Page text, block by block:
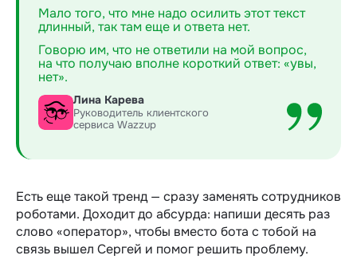
Мало того, что мне надо осилить этот текст
длинный, так там еще и ответа нет.
Говорю им, что не ответили на мой вопрос,
на что получаю вполне короткий ответ: «‎увы,
нет».
Лина Карева
Руководитель клиентского
сервиса Wazzup
Есть еще такой тренд — сразу заменять сотрудников
роботами. Доходит до абсурда: напиши десять раз
слово «‎оператор», чтобы вместо бота с тобой на
связь вышел Сергей и помог решить проблему.